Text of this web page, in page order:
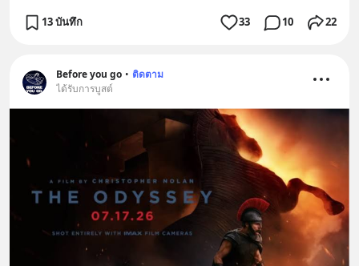
13 บันทึก 33 10 22
Before you go • ติดตาม
ได้รับการบูสต์